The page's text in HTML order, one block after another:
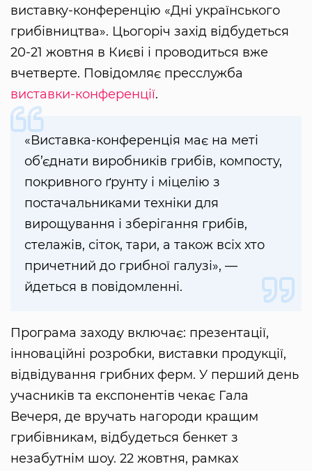
виставку-конференцію «Дні українського
грибівництва». Цьогоріч захід відбудеться
20-21 жовтня в Києві і проводиться вже
вчетверте. Повідомляє пресслужба
виставки-конференції.
«Виставка-конференція має на меті
об’єднати виробників грибів, компосту,
покривного ґрунту і міцелію з
постачальниками техніки для
вирощування і зберігання грибів,
стелажів, сіток, тари, а також всіх хто
причетний до грибної галузі», —
йдеться в повідомленні.
Програма заходу включає: презентації,
інноваційні розробки, виставки продукції,
відвідування грибних ферм. У перший день
учасників та експонентів чекає Гала
Вечеря, де вручать нагороди кращим
грибівникам, відбудеться бенкет з
незабутнім шоу. 22 жовтня, рамках